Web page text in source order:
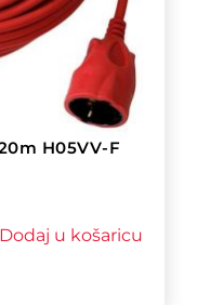
H05VV-F
Dodaj u košaricu